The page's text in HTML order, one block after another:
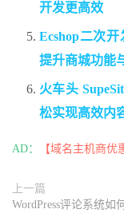
开发更高效
Ecshop二次
提升商城功能
火车头
松实现高效内
AD： 【域名主机商优
上一篇
WordPress评论系统如